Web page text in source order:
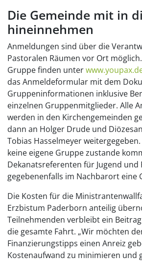
Die Gemeinde mit in
hineinnehmen
Anmeldungen sind über die
Pastoralen Räumen vor Ort
Gruppe finden unter
das Anmeldeformular mit dem
Gruppeninformationen inklusive
einzelnen Gruppenmitglieder. Alle
werden in den Kirchengemeinden
dann an Holger Drude und
Tobias Hasselmeyer
keine eigene Gruppe zustande
Dekanatsreferenten für Jugend und
gegebenenfalls im Nachbarort eine
Die Kosten für die
Erzbistum Paderborn anteilig
Teilnehmenden verbleibt ein
die gesamte Fahrt. „Wir möchten
Finanzierungstipps einen Anreiz
Kostenaufwand zu minimieren und